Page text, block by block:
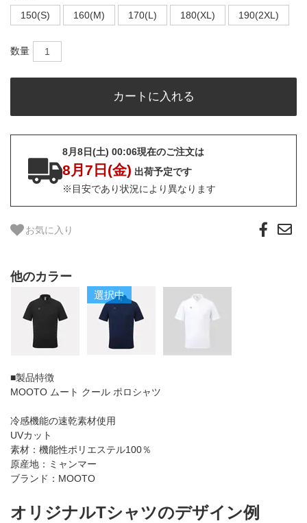
150(S)
160(M) 170(L) 180(XL) 190(2XL)
数量
8月8日(土) 00:06現在のご注文は
8月7日(金) 出荷予定です
※目安であり状況により異なります
お気に入り
他のカラー
選択中
■製品特徴
MOOTO ムート クール ポロシャツ
冷感機能の速乾素材使用
UVカット
素材：機能性ポリエステル100％
原産地：ミャンマー
ブランド：MOOTO
オリジナルTシャツのデザイン例